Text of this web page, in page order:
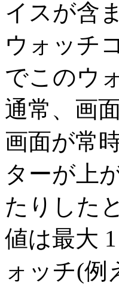
イスが含
ウォッチ
でこのウ
通常、画
画面が常
ターが上
たりした
値は最大
ォッチ(例